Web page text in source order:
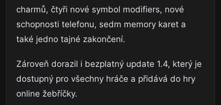
charmů, čtyři nové symbol modifiers, nové
schopnosti telefonu, sedm memory karet a
také jedno tajné zakončení.
Zároveň dorazil i bezplatný update 1.4, který je
dostupný pro všechny hráče a přidává do hry
online žebříčky.